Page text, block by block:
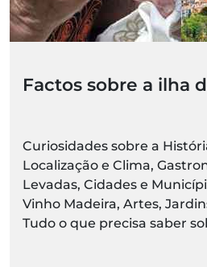
Factos sobre a ilha
Curiosidades sobre a
Localização e Clima,
Levadas, Cidades e
Vinho Madeira, Artes,
Tudo o que precisa saber